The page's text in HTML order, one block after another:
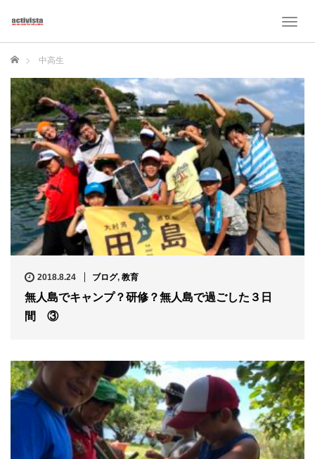
T
l
v
i
g
a
t
i
o
n
ホーム 中高生
2018.8.24 ブログ, 教育
無人島でキャンプ？研修？無人島で過ごした３日
間 ③